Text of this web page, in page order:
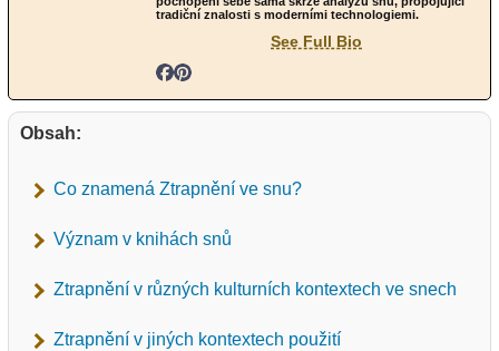
tradiční znalosti s moderními technologiemi.
See Full Bio
Obsah:
Co znamená Ztrapnění ve snu?
Význam v knihách snů
Ztrapnění v různých kulturních kontextech ve snech
Ztrapnění v jiných kontextech použití